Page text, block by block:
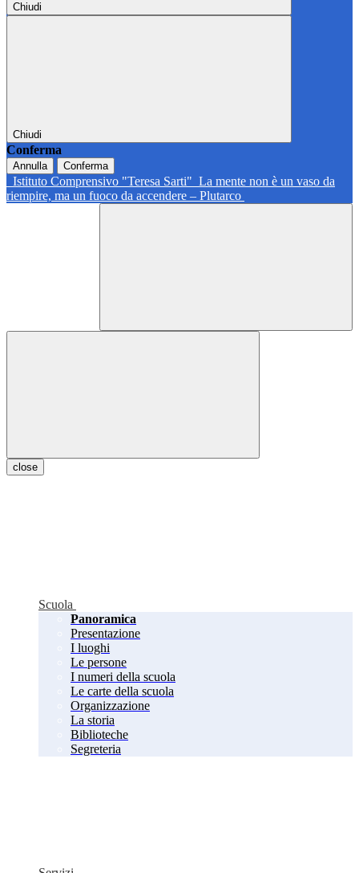
Chiudi
Chiudi
Conferma
Annulla Conferma
Istituto Comprensivo "Teresa Sarti" La mente non è un vaso da
riempire, ma un fuoco da accendere – Plutarco
close
Scuola
Panoramica
Presentazione
I luoghi
Le persone
I numeri della scuola
Le carte della scuola
Organizzazione
La storia
Biblioteche
Segreteria